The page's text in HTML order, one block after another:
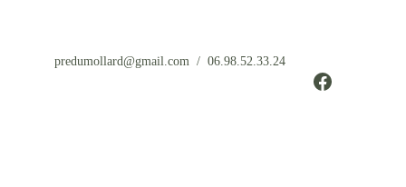
predumollard@gmail.com  /  06.98.52.33.24